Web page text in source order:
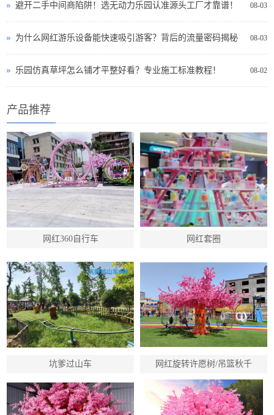
08-03
避开二手中间商陷阱！选无动力乐园认准源头工厂才靠谱！
08-03
为什么网红游乐设备能快速吸引游客？背后的流量密码揭秘
08-02
乐园仿真草坪怎么铺才平整好看？专业施工标准教程！
产品推荐
网红360自行车 网红套圈
坑爹过山车 网红旋转许愿树/吊篮秋千